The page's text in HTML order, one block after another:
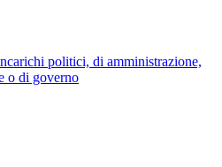
politici, di amministrazione,
o di governo